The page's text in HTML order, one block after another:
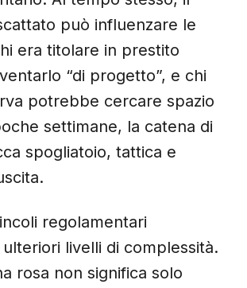
può influenzare le
era titolare in prestito
“di progetto”, e chi
potrebbe cercare spazio
settimane, la catena di
spogliatoio, tattica e
regolamentari
livelli di complessità.
rosa non significa solo